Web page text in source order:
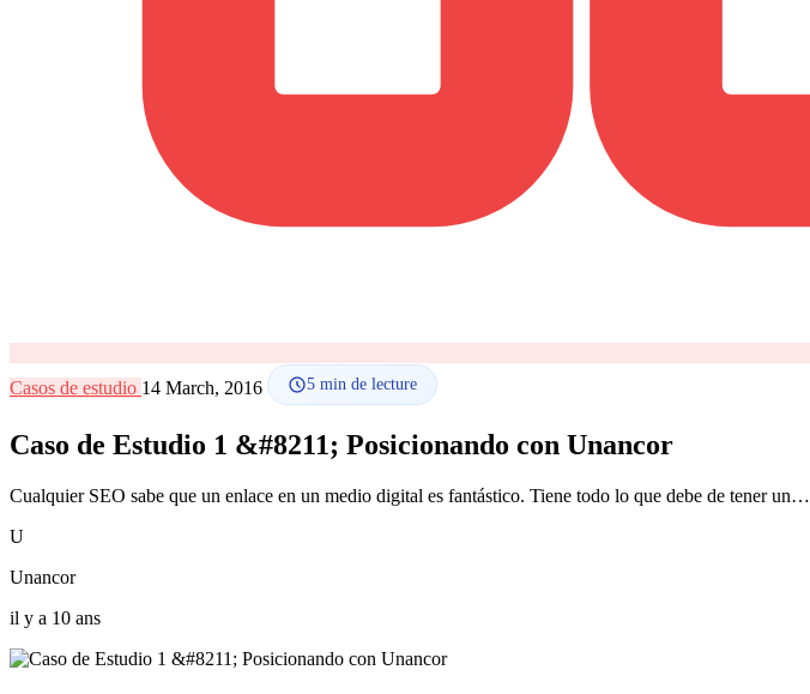
Casos de estudio 14 March, 2016 5 min de lecture
Caso de Estudio 1 &#8211; Posicionando con Unancor
Cualquier SEO sabe que un enlace en un medio digital es fantástico. Tiene todo lo que debe de tener un…
U
Unancor
il y a 10 ans